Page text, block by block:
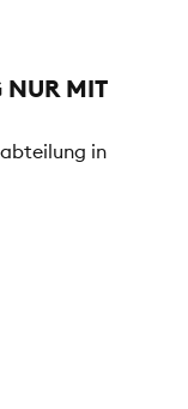
NUR MIT
in